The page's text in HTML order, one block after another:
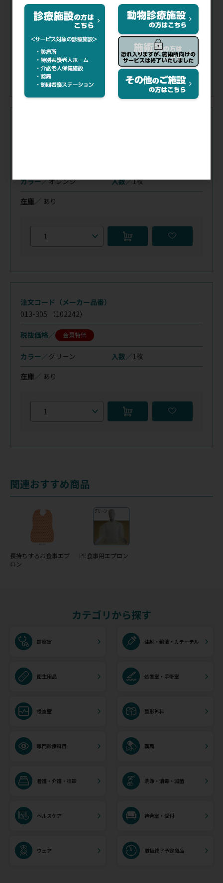
カラー／ブルー 入数／1枚
カラー／オレンジ 入数／1枚
在庫 ／ あり
注文コード（メーカー品番）
013-305 （102242）
税抜価格 会員特価
カラー／グリーン 入数／1枚
在庫 ／ あり
関連おすすめ商品
長持ちするお食事エプ
ロン
PE食事用エプロン
カテゴリから探す
診察室 注射・輸液・カテーテル
衛生用品 処置室・手術室
検査室 整形外科
専門診療科目 薬局
看護・介護・往診 洗浄・消毒・滅菌
ヘルスケア 待合室・受付
ウェア 取扱終了予定商品